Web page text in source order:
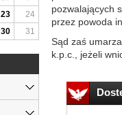
pozwalających
przez powoda
Sąd zaś
k.p.c., jeżeli
23
24
30 31